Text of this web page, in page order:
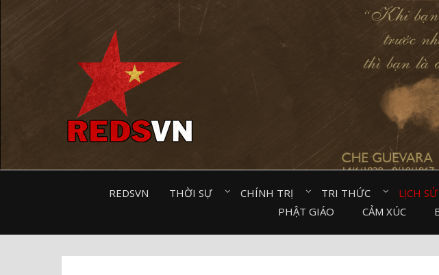
REDSVN THỜI SỰ⠀ CHÍNH TRỊ⠀ TRI THỨC⠀ LỊCH SỬ⠀
PHẬT GIÁO⠀
CẢM XÚC⠀